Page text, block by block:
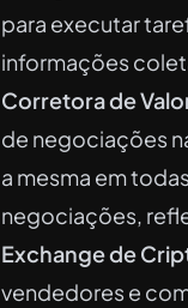
para executar
informações
Corretora de
de negociações
a mesma em
negociações,
Exchange de
vendedores e